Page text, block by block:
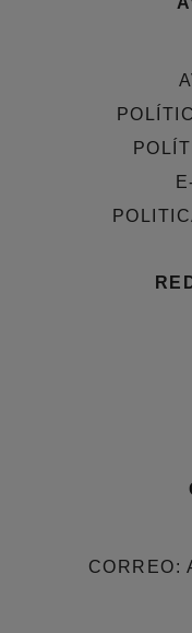
CORREO: